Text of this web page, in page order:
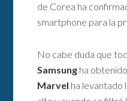
de Corea ha
smartphone para la
No cabe duda que
Samsung ha
Marvel ha levantado